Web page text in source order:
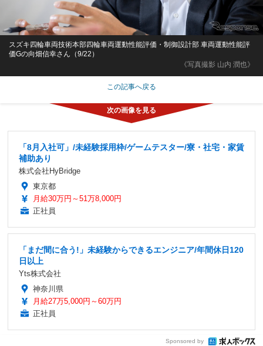
《写真撮影 山内 潤也》
スズキ四輪車両技術本部四輪車両運動性能評価・制御設計部 車両運動性能評
価Gの向畑信幸さん（9/22）
この記事へ戻る
「8月入社可」/未経験採用枠/ゲームテスター/寮・社宅・家賃
補助あり
株式会社HyBridge
東京都
月給30万円～51万8,000円
正社員
「まだ間に合う!」未経験からできるエンジニア/年間休日120
日以上
Yts株式会社
神奈川県
月給27万5,000円～60万円
正社員
Sponsored by